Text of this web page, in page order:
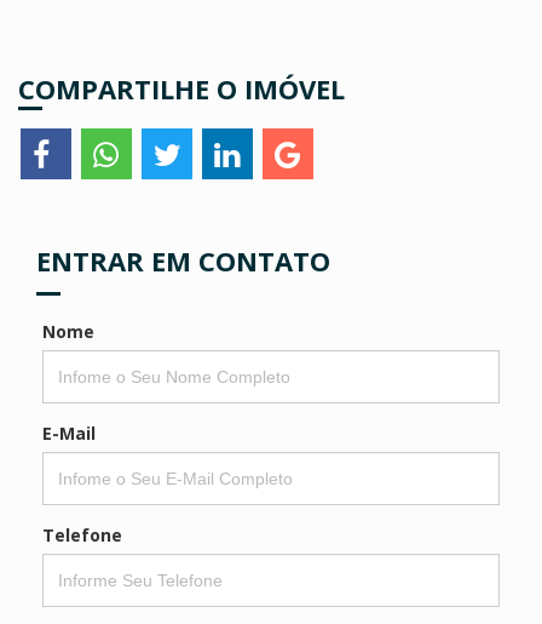
COMPARTILHE O IMÓVEL
ENTRAR EM CONTATO
Nome
E-Mail
Telefone